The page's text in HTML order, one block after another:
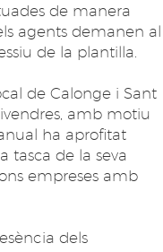
de manera
agents demanen al
de la plantilla.
de Calonge i Sant
amb motiu
ha aprofitat
tasca de la seva
empreses amb
dels